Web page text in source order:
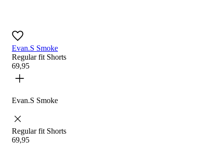
Evan.S Smoke
Regular fit Shorts
69,95
Evan.S Smoke
Regular fit Shorts
69,95